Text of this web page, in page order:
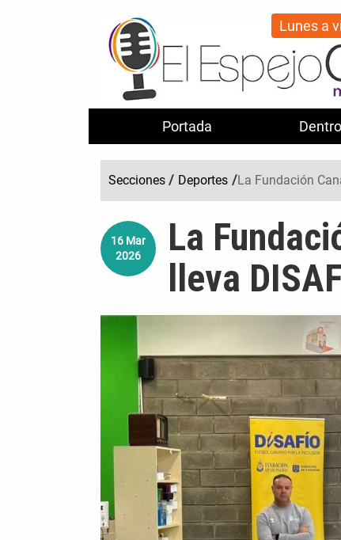
Portada
Lunes a
Secciones / Deportes /La Fundación
16 Mar
2026
La
lleva